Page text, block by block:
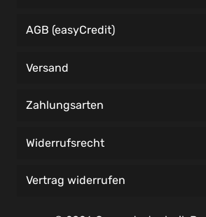
AGB (easyCredit)
Versand
Zahlungsarten
Widerrufsrecht
Vertrag widerrufen